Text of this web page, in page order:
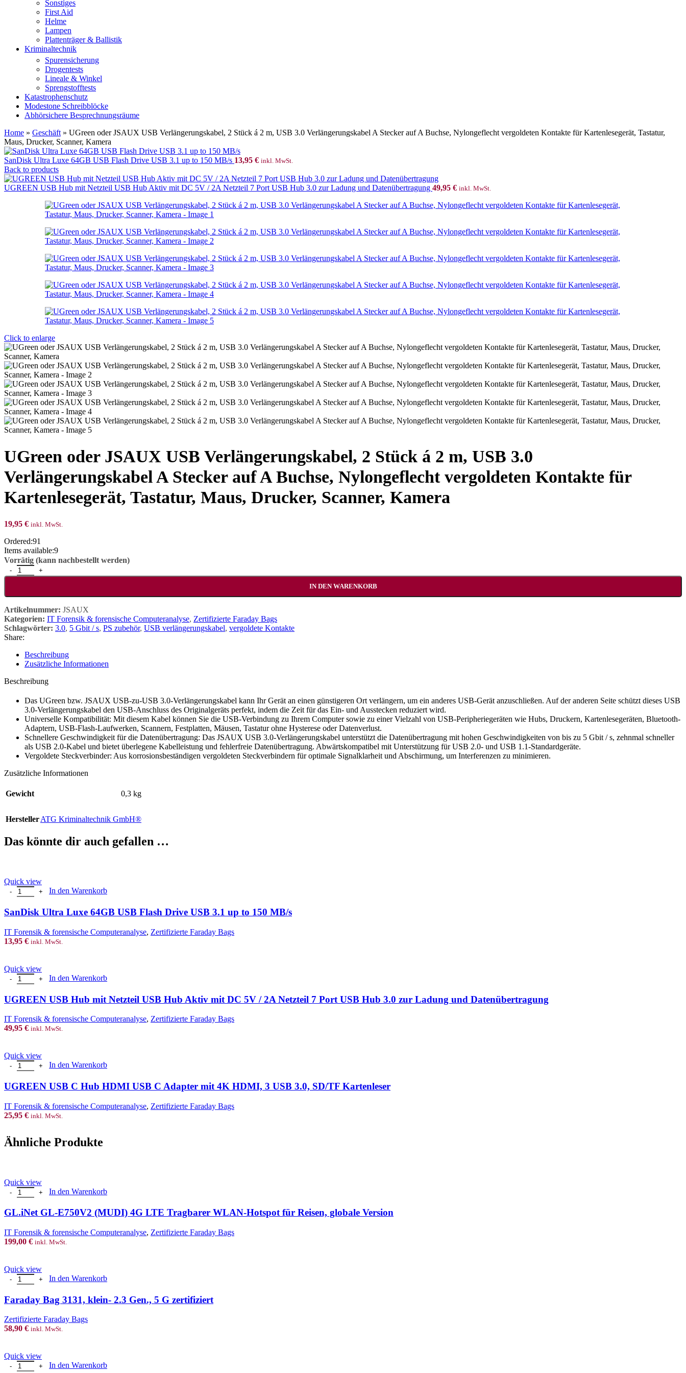
Sonstiges
First Aid
Helme
Lampen
Plattenträger & Ballistik
Kriminaltechnik
Spurensicherung
Drogentests
Lineale & Winkel
Sprengstofftests
Katastrophenschutz
Modestone Schreibblöcke
Abhörsichere Besprechnungsräume
Home » Geschäft » UGreen oder JSAUX USB Verlängerungskabel, 2 Stück á 2 m, USB 3.0 Verlängerungskabel A Stecker auf A Buchse, Nylongeflecht vergoldeten Kontakte für Kartenlesegerät, Tastatur,
Maus, Drucker, Scanner, Kamera
SanDisk Ultra Luxe 64GB USB Flash Drive USB 3.1 up to 150 MB/s 13,95 € inkl. MwSt.
Back to products
UGREEN USB Hub mit Netzteil USB Hub Aktiv mit DC 5V / 2A Netzteil 7 Port USB Hub 3.0 zur Ladung und Datenübertragung 49,95 € inkl. MwSt.
Click to enlarge
UGreen oder JSAUX USB Verlängerungskabel, 2 Stück á 2 m, USB 3.0
Verlängerungskabel A Stecker auf A Buchse, Nylongeflecht vergoldeten Kontakte für
Kartenlesegerät, Tastatur, Maus, Drucker, Scanner, Kamera
19,95 € inkl. MwSt.
Ordered:91
Items available:9
Vorrätig (kann nachbestellt werden)
UGreen oder JSAUX USB Verlängerungskabel, 2 Stück á 2 m, USB 3.0 Verlängerungskabel A Stecker auf A Buchse, Nylongeflecht vergoldeten Kontakte für Kartenlesegerät, Tastatur, Maus, Drucker, Scanner,
IN DEN WARENKORB
Artikelnummer: JSAUX
Kategorien: IT Forensik & forensische Computeranalyse, Zertifizierte Faraday Bags
Schlagwörter: 3.0, 5 Gbit / s, PS zubehör, USB verlängerungskabel, vergoldete Kontakte
Share:
Beschreibung
Zusätzliche Informationen
Beschreibung
Das UGreen bzw. JSAUX USB-zu-USB 3.0-Verlängerungskabel kann Ihr Gerät an einen günstigeren Ort verlängern, um ein anderes USB-Gerät anzuschließen. Auf der anderen Seite schützt dieses USB
3.0-Verlängerungskabel den USB-Anschluss des Originalgeräts perfekt, indem die Zeit für das Ein- und Ausstecken reduziert wird.
Universelle Kompatibilität: Mit diesem Kabel können Sie die USB-Verbindung zu Ihrem Computer sowie zu einer Vielzahl von USB-Peripheriegeräten wie Hubs, Druckern, Kartenlesegeräten, Bluetooth-
Adaptern, USB-Flash-Laufwerken, Scannern, Festplatten, Mäusen, Tastatur ohne Hysterese oder Datenverlust.
Schnellere Geschwindigkeit für die Datenübertragung: Das JSAUX USB 3.0-Verlängerungskabel unterstützt die Datenübertragung mit hohen Geschwindigkeiten von bis zu 5 Gbit / s, zehnmal schneller
als USB 2.0-Kabel und bietet überlegene Kabelleistung und fehlerfreie Datenübertragung. Abwärtskompatibel mit Unterstützung für USB 2.0- und USB 1.1-Standardgeräte.
Vergoldete Steckverbinder: Aus korrosionsbeständigen vergoldeten Steckverbindern für optimale Signalklarheit und Abschirmung, um Interferenzen zu minimieren.
Zusätzliche Informationen
Gewicht 0,3 kg
HerstellerATG Kriminaltechnik GmbH®
Das könnte dir auch gefallen …
Quick view
SanDisk Ultra Luxe 64GB USB Flash Drive USB 3.1 up to 150 MB/s Menge
In den Warenkorb
SanDisk Ultra Luxe 64GB USB Flash Drive USB 3.1 up to 150 MB/s
IT Forensik & forensische Computeranalyse, Zertifizierte Faraday Bags
13,95 € inkl. MwSt.
Quick view
UGREEN USB Hub mit Netzteil USB Hub Aktiv mit DC 5V / 2A Netzteil 7 Port USB Hub 3.0 zur Ladung und Datenübertragung Menge
In den Warenkorb
UGREEN USB Hub mit Netzteil USB Hub Aktiv mit DC 5V / 2A Netzteil 7 Port USB Hub 3.0 zur Ladung und Datenübertragung
IT Forensik & forensische Computeranalyse, Zertifizierte Faraday Bags
49,95 € inkl. MwSt.
Quick view
UGREEN USB C Hub HDMI USB C Adapter mit 4K HDMI, 3 USB 3.0, SD/TF Kartenleser Menge
In den Warenkorb
UGREEN USB C Hub HDMI USB C Adapter mit 4K HDMI, 3 USB 3.0, SD/TF Kartenleser
IT Forensik & forensische Computeranalyse, Zertifizierte Faraday Bags
25,95 € inkl. MwSt.
Ähnliche Produkte
Quick view
GL.iNet GL-E750V2 (MUDI) 4G LTE Tragbarer WLAN-Hotspot für Reisen, globale Version Menge
In den Warenkorb
GL.iNet GL-E750V2 (MUDI) 4G LTE Tragbarer WLAN-Hotspot für Reisen, globale Version
IT Forensik & forensische Computeranalyse, Zertifizierte Faraday Bags
199,00 € inkl. MwSt.
Quick view
Faraday Bag 3131, klein- 2.3 Gen., 5 G zertifiziert Menge
In den Warenkorb
Faraday Bag 3131, klein- 2.3 Gen., 5 G zertifiziert
Zertifizierte Faraday Bags
58,90 € inkl. MwSt.
Quick view
Faraday Bag 3223 large, 3. Gen., mit Fenster, 5 G zertifiziert Menge
In den Warenkorb